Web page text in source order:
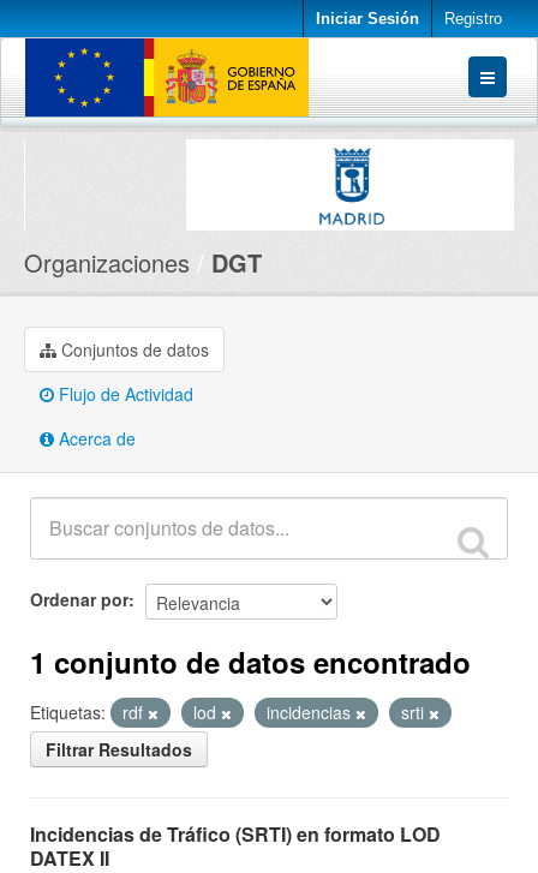
Iniciar Sesión Registro
Conjuntos de datos
Organizaciones DGT
Conjuntos de datos
Flujo de Actividad
Acerca de
Ordenar por
1 conjunto de datos encontrado
Etiquetas: rdf lod incidencias
srti
Filtrar Resultados
Incidencias de Tráfico (SRTI) en formato LOD
DATEX II